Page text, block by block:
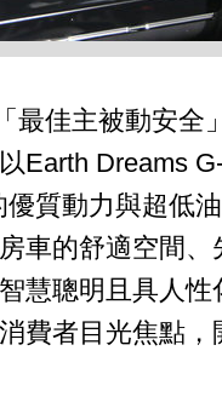
最佳主被動安全
Earth Dreams
質動力與超低
車的舒適空間
慧聰明且具人
費者目光焦點